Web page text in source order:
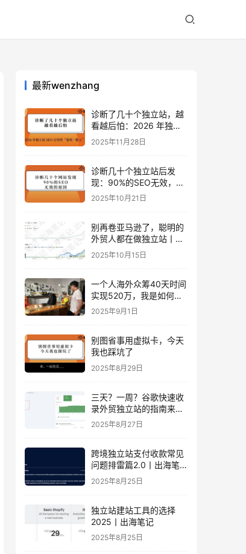
最新wenzhang
诊断了几十个独立站，越
看越后怕：2026 年独立
站 SEO 可能会突然“卷死
一批人”？
2025年11月28日
诊断几十个独立站后发
现：90%的SEO无效，是
因为忽略了这关键一步
2025年10月21日
别再卷亚马逊了，聪明的
外贸人都在做独立站丨出
海笔记
2025年10月15日
一个人海外众筹40天时间
实现520万，我是如何做
到的？丨出海笔记
2025年9月1日
别图省事用虚拟卡，今天
我也踩坑了
2025年8月29日
三天？一周？谷歌快速收
录外贸独立站的指南来
了！丨出海笔记
2025年8月27日
跨境独立站支付收款常见
问题排雷篇2.0丨出海笔
记
2025年8月25日
独立站建站工具的选择
2025丨出海笔记
2025年8月25日